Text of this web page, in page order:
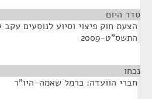
סדר היום
הצעת חוק פיצוי וסיוע לנוסעים
התשס"ט-2009
נכחו
חברי הוועדה: כרמל שאמה-היו"ר